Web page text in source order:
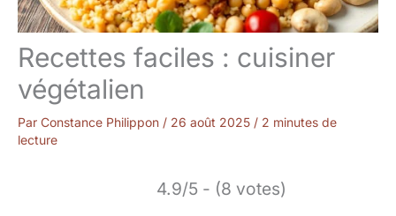
Recettes faciles : cuisiner
végétalien
Par Constance Philippon / 26 août 2025 / 2 minutes de
lecture
4.9/5 - (8 votes)